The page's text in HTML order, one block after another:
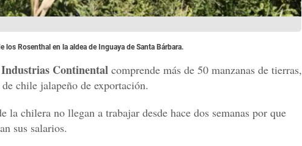
los Rosenthal en la aldea de Inguaya de Santa Bárbara.
Continental comprende más de 50 manzanas de tierras,
chile jalapeño de exportación.
la chilera no llegan a trabajar desde hace dos semanas por que
sus salarios.